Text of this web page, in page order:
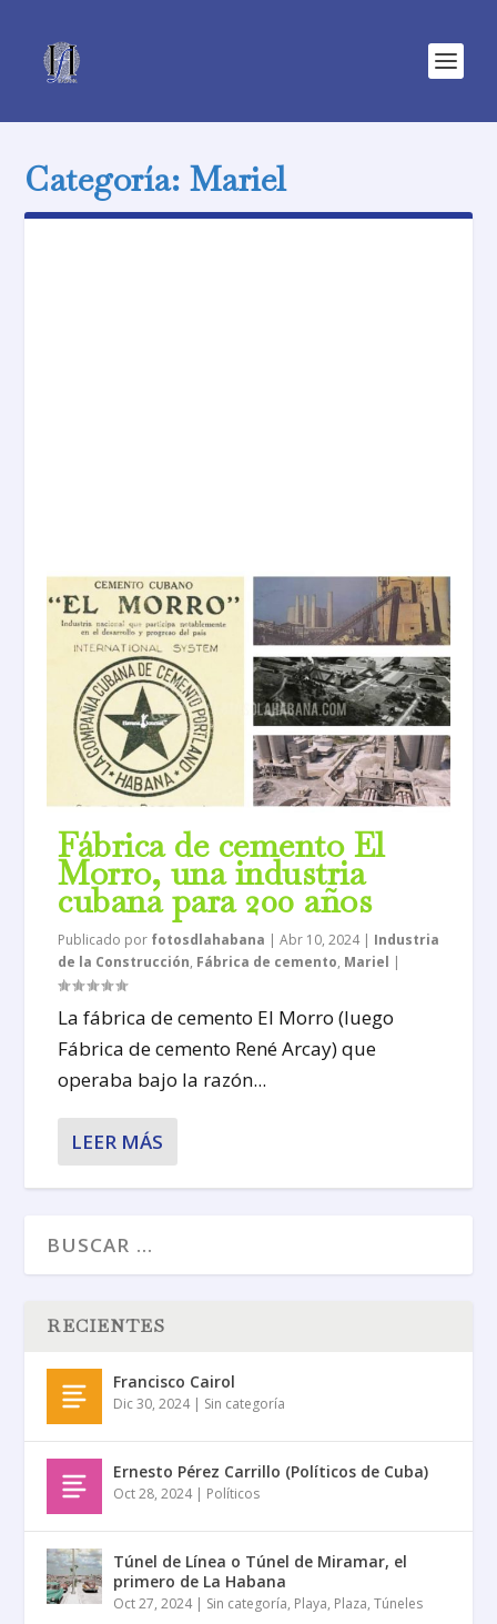
Categoría: Mariel
Fábrica de cemento El
Morro, una industria
cubana para 200 años
Publicado por fotosdlahabana |Abr 10, 2024| Industria
de la Construcción, Fábrica de cemento, Mariel |
La fábrica de cemento El Morro (luego
Fábrica de cemento René Arcay) que
operaba bajo la razón...
LEER MÁS
RECIENTES
Francisco Cairol
Dic 30, 2024| Sin categoría
Ernesto Pérez Carrillo (Políticos de Cuba)
Oct 28, 2024| Políticos
Túnel de Línea o Túnel de Miramar, el
primero de La Habana
Oct 27, 2024| Sin categoría, Playa, Plaza,Túneles